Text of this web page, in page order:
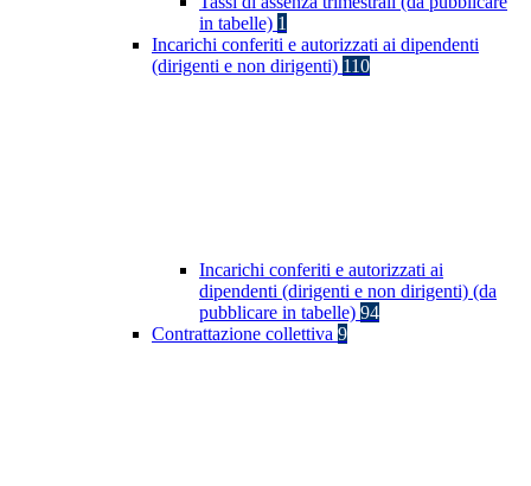
in tabelle) 1
Incarichi conferiti e autorizzati ai dipendenti
(dirigenti e non dirigenti) 110
Incarichi conferiti e autorizzati ai
dipendenti (dirigenti e non dirigenti) (da
pubblicare in tabelle) 94
Contrattazione collettiva 9